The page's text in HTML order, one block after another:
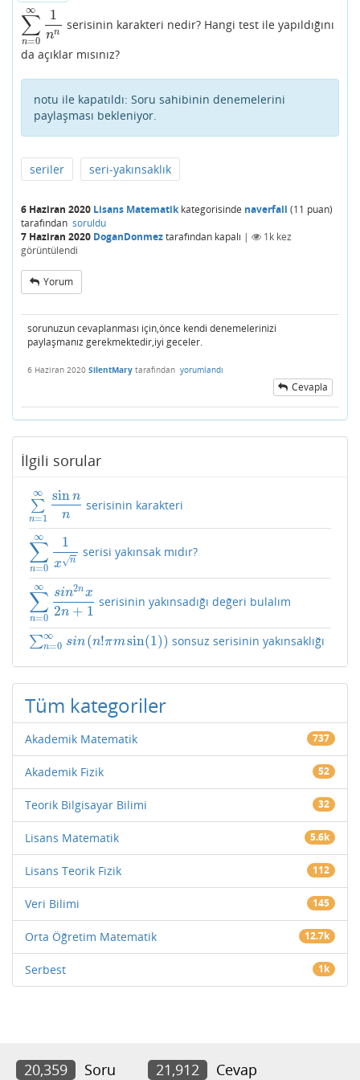
∑
n=0
∞ 1
nn
∑n 0∞1 nn
serisinin karakteri nedir? Hangi test ile yapıldığını
da açıklar mısınız?
notu ile kapatıldı: Soru sahibinin denemelerini
paylaşması bekleniyor.
seriler seri-yakınsaklık
6 Haziran 2020 Lisans Matematikkategorisinde naverfall (11 puan)
tarafından soruldu
7 Haziran 2020 DoganDonmeztarafından kapalı | 1k kez
görüntülendi
Yorum
sorunuzun cevaplanması için,önce kendi denemelerinizi
paylaşmanız gerekmektedir,iyi geceler.
6 Haziran 2020 SilentMary tarafından yorumlandı
Cevapla
İlgili sorular
∑
n=1
∞ sinn
n
∑n= 1∞sinnn
serisinin karakteri
∑
n=0
∞ 1
x n
√
∑n 0∞1xnserisi yakınsak mıdır?
∑
n=0
∞
sin2nx
2n + 1
∑n 0∞sin2n x2n+1
serisinin yakınsadığı değeri bulalım
∑∞
n=0 sin (n!πmsin(1))
∑ n=0∞ sin(n!πmsin(1)) sonsuz serisinin yakınsaklığı
Tüm kategoriler
Akademik Matematik 737
Akademik Fizik 52
Teorik Bilgisayar Bilimi 32
Lisans Matematik 5.6k
Lisans Teorik Fizik 112
Veri Bilimi 145
Orta Öğretim Matematik 12.7k
Serbest 1k
20,359 Soru 21,912 Cevap